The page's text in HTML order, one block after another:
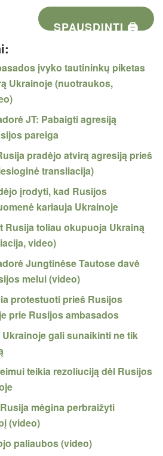
SPAUSDINTI 🖨
įvyko tautininkų piketas
Ukrainoje (nuotraukos,
JT: Pabaigti agresiją
pareiga
pradėjo atvirą agresiją prieš
transliacija)
įrodyti, kad Rusijos
kariauja Ukrainoje
Rusija toliau okupuoja Ukrainą
video)
Jungtinėse Tautose davė
melui (video)
protestuoti prieš Rusijos
prie Rusijos ambasados
gali sunaikinti ne tik
teikia rezoliuciją dėl Rusijos
mėgina perbraižyti
(video)
paliaubos (video)